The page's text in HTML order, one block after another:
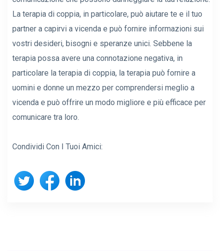
La terapia di coppia, in particolare, può aiutare te e il tuo
partner a capirvi a vicenda e può fornire informazioni sui
vostri desideri, bisogni e speranze unici. Sebbene la
terapia possa avere una connotazione negativa, in
particolare la terapia di coppia, la terapia può fornire a
uomini e donne un mezzo per comprendersi meglio a
vicenda e può offrire un modo migliore e più efficace per
comunicare tra loro.
Condividi Con I Tuoi Amici: